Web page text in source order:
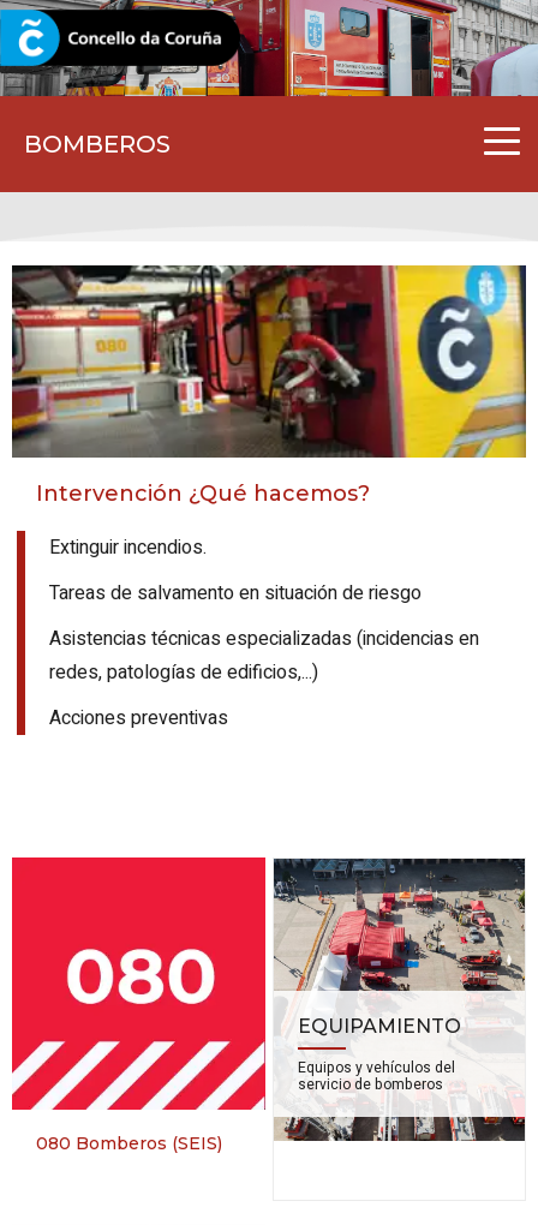
BOMBEROS
CORUNA.GAL
Intervención ¿Qué hacemos?
Extinguir incendios.
Tareas de salvamento en situación de riesgo
Asistencias técnicas especializadas (incidencias en
redes, patologías de edificios,...)
Acciones preventivas
080 Bomberos (SEIS)
EQUIPAMIENTO
Equipos y vehículos del
servicio de bomberos